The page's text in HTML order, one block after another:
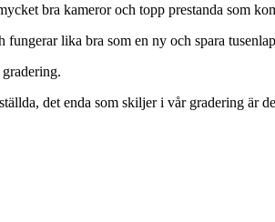
bra kameror och topp prestanda som
lika bra som en ny och spara
det enda som skiljer i vår gradering är